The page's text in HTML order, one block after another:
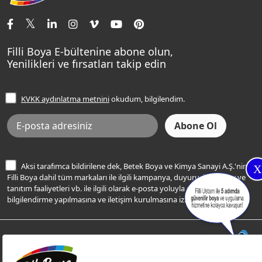
X
Tavan Boyaları
Ev Bakım ve Hobi Boyaları
Yatak Odası Renkleri
Sentomaxx Sentetik Boya
Sentomaxx İpeksi Mat
Momento Life
Şampanya Rengi
Açık Mavi Rengi
Frezya Rengi
İletişim Bilgilerimiz
Renk Danışma
Filli Ustam
Sıkça Sorulan Sorular
Ücretsiz Yalıtım Keşif Hizmeti
Bilgi Toplumu Hizmetleri
İnternet Sitesi Kullanım Koşulları
KVKK Talep Formu
KVKK Aydınlatma Metni
Filli Boya E-bültenine abone olun,
Yenilikleri ve fırsatları takip edin
KVKK aydınlatma metniniokudum, bilgilendim.
Aksi tarafımca bildirilene dek, Betek Boya ve Kimya Sanayi A.Ş.'nin
Filli Boya dahil tüm markaları ile ilgili kampanya, duyuru, hizmetler ve
tanıtım faaliyetleri vb. ile ilgili olarak e-posta yoluyla şahsıma
bilgilendirme yapılmasına ve iletişim kurulmasına izin veriyorum.